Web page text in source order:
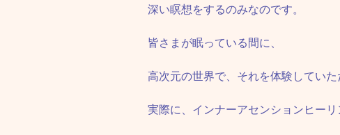
深い瞑想をするのみなのです。
皆さまが眠っている間に、
高次元の世界で、それを体験していた
実際に、インナーアセンションヒーリ